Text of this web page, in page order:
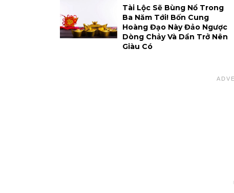
Tài Lộc Sẽ Bùng Nổ Trong
Ba Năm Tới! Bốn Cung
Hoàng Đạo Này Đảo Ngược
Dòng Chảy Và Dần Trở Nên
Giàu Có